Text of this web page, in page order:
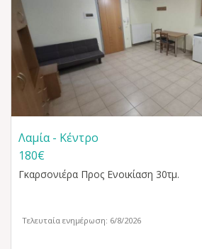
Λαμία - Κέντρο
180€
Γκαρσονιέρα Προς Ενοικίαση 30τμ.
Τελευταία ενημέρωση: 6/8/2026